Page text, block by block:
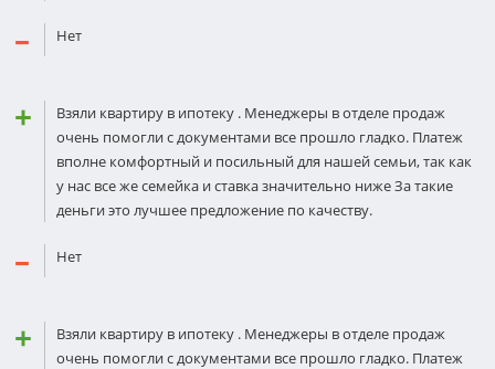
Нет
Взяли квартиру в ипотеку . Менеджеры в отделе продаж
очень помогли с документами все прошло гладко. Платеж
вполне комфортный и посильный для нашей семьи, так как
у нас все же семейка и ставка значительно ниже За такие
деньги это лучшее предложение по качеству.
Нет
Взяли квартиру в ипотеку . Менеджеры в отделе продаж
очень помогли с документами все прошло гладко. Платеж